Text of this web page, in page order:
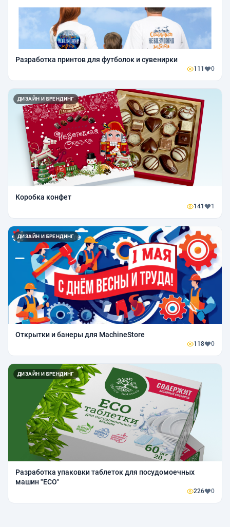
Разработка принтов для футболок и сувенирки
111 0
ДИЗАЙН И БРЕНДИНГ
Коробка конфет
141 1
ДИЗАЙН И БРЕНДИНГ
Открытки и банеры для MachineStore
118 0
ДИЗАЙН И БРЕНДИНГ
Разработка упаковки таблеток для посудомоечных
машин "ЕСО"
226 0